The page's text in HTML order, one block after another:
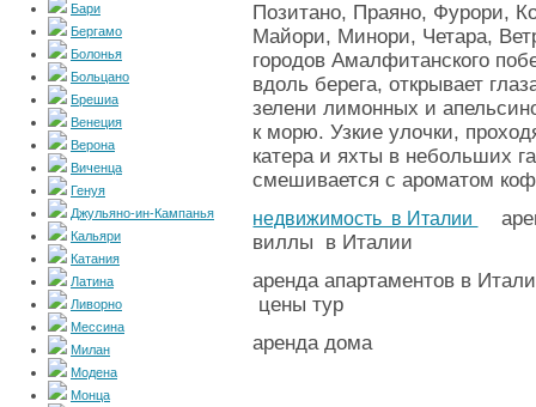
Бари
Бергамо
Болонья
Больцано
Брешиа
Венеция
Верона
Виченца
Генуя
Джульяно-ин-Кампанья
Кальяри
Катания
Латина
Ливорно
Мессина
Милан
Модена
Монца
Позитано, Праяно, Фурори,
Майори, Минори, Четара,
городов Амалфитанского
вдоль берега, открывает
зелени лимонных и
к морю. Узкие улочки,
катера и яхты в небольших
смешивается с ароматом
недвижимость в Италии
виллы в Италии
аренда апартаментов в
цены тур
аренда дома